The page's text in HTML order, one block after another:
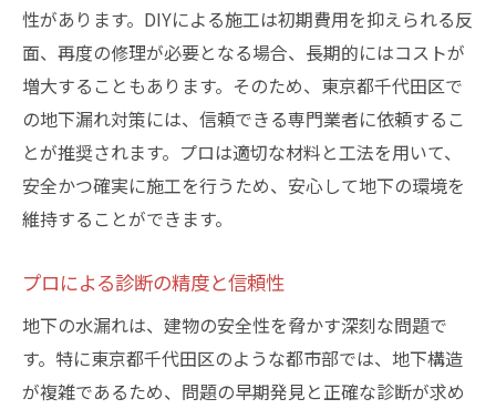
性があります。DIYによる施工は初期費用を抑えられる反
面、再度の修理が必要となる場合、長期的にはコストが
増大することもあります。そのため、東京都千代田区で
の地下漏れ対策には、信頼できる専門業者に依頼するこ
とが推奨されます。プロは適切な材料と工法を用いて、
安全かつ確実に施工を行うため、安心して地下の環境を
維持することができます。
プロによる診断の精度と信頼性
地下の水漏れは、建物の安全性を脅かす深刻な問題で
す。特に東京都千代田区のような都市部では、地下構造
が複雑であるため、問題の早期発見と正確な診断が求め